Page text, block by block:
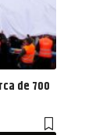
de 700